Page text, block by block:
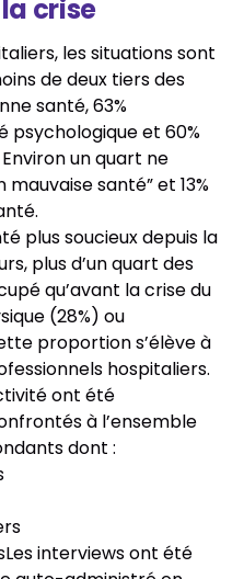
crise
les situations sont
de deux tiers des
santé, 63%
psychologique et 60%
un quart ne
mauvaise santé” et 13%
plus soucieux depuis la
plus d’un quart des
qu’avant la crise du
(28%) ou
proportion s’élève à
hospitaliers.
ont été
à l’ensemble
dont :
interviews ont été